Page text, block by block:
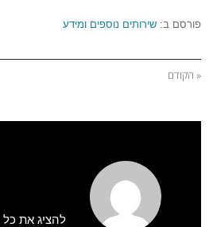
פורסם ב: שירותים נוספים ומידע
« הקודם
להציג את